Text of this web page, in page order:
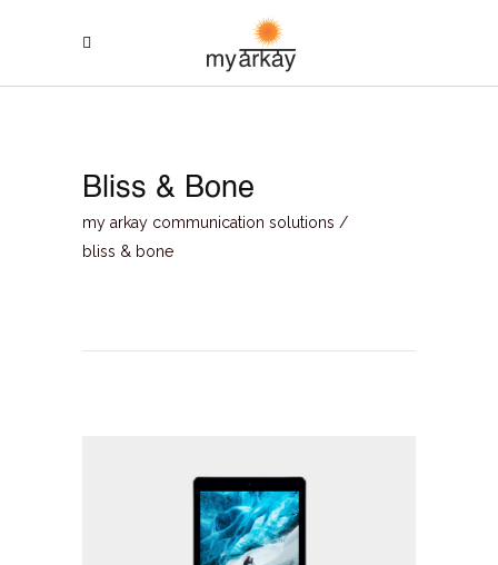
Bliss & Bone
my arkay communication solutions /
bliss & bone